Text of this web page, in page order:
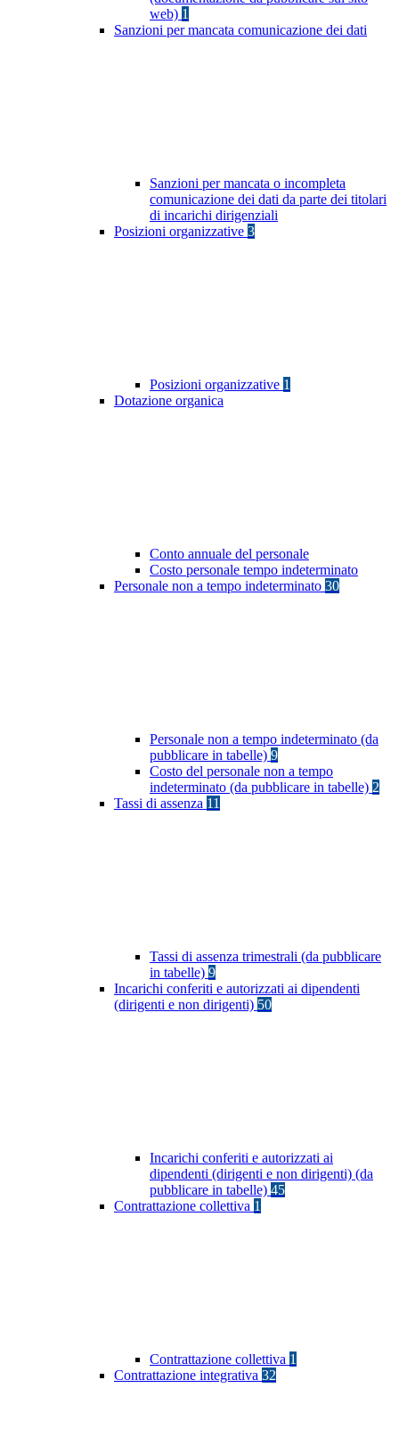
web) 1
Sanzioni per mancata comunicazione dei dati
Sanzioni per mancata o incompleta
comunicazione dei dati da parte dei titolari
di incarichi dirigenziali
Posizioni organizzative 3
Posizioni organizzative 1
Dotazione organica
Conto annuale del personale
Costo personale tempo indeterminato
Personale non a tempo indeterminato 30
Personale non a tempo indeterminato (da
pubblicare in tabelle) 9
Costo del personale non a tempo
indeterminato (da pubblicare in tabelle) 2
Tassi di assenza 11
Tassi di assenza trimestrali (da pubblicare
in tabelle) 9
Incarichi conferiti e autorizzati ai dipendenti
(dirigenti e non dirigenti) 50
Incarichi conferiti e autorizzati ai
dipendenti (dirigenti e non dirigenti) (da
pubblicare in tabelle) 45
Contrattazione collettiva 1
Contrattazione collettiva 1
Contrattazione integrativa 32